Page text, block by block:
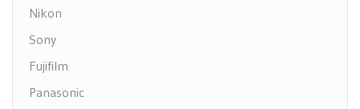
Nikon
Sony
Fujifilm
Panasonic